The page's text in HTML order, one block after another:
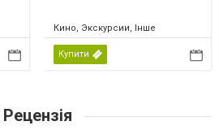
Кино, Экскурсии, Інше
Купити
Рецензія